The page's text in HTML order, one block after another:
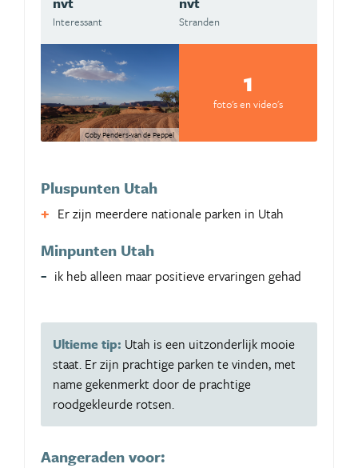
Interessant Stranden
Coby Penders-van de Peppel
1
foto's en video's
Pluspunten Utah
Er zijn meerdere nationale parken in Utah
Minpunten Utah
ik heb alleen maar positieve ervaringen gehad
Ultieme tip: Utah is een uitzonderlijk mooie
staat. Er zijn prachtige parken te vinden, met
name gekenmerkt door de prachtige
roodgekleurde rotsen.
Aangeraden voor: